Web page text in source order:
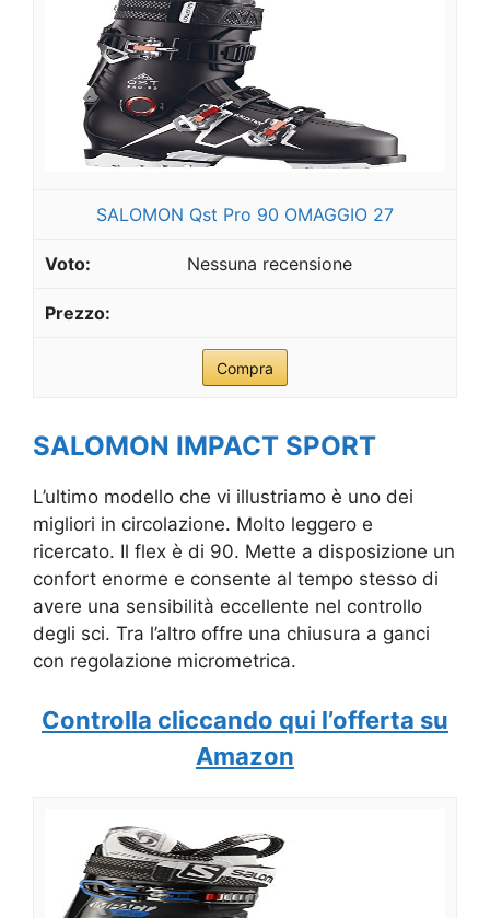
SALOMON Qst Pro 90 OMAGGIO 27
Nessuna recensione
Compra
SALOMON IMPACT SPORT
L’ultimo modello che vi illustriamo è uno dei
migliori in circolazione. Molto leggero e
ricercato. Il flex è di 90. Mette a disposizione un
confort enorme e consente al tempo stesso di
avere una sensibilità eccellente nel controllo
degli sci. Tra l’altro offre una chiusura a ganci
con regolazione micrometrica.
Controlla cliccando qui l’offerta su
Amazon